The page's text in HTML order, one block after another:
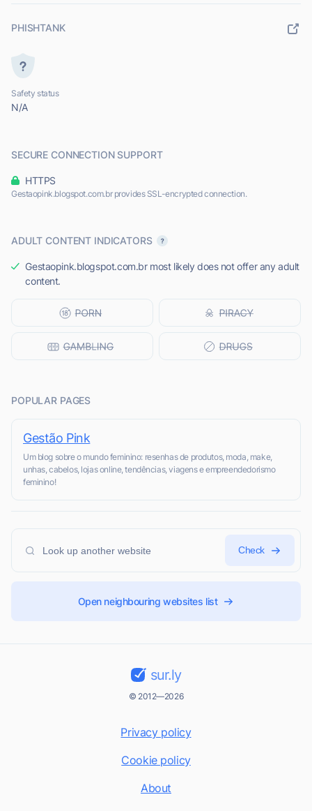
PHISHTANK
Safety status
N/A
SECURE CONNECTION SUPPORT
HTTPS
Gestaopink.blogspot.com.br provides SSL-encrypted connection.
ADULT CONTENT INDICATORS
Gestaopink.blogspot.com.br most likely does not offer any adult
content.
POPULAR PAGES
Gestão Pink
Um blog sobre o mundo feminino: resenhas de produtos, moda, make,
unhas, cabelos, lojas online, tendências, viagens e empreendedorismo
feminino!
Check
Open neighbouring websites list
sur.ly
© 2012—2026
Privacy policy
Cookie policy
About